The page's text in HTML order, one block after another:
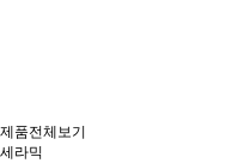
제품전체보기
세라믹